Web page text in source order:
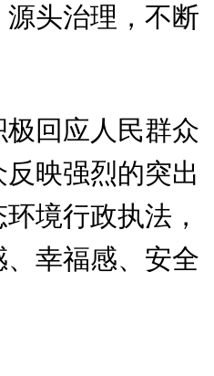
头治理，不断
回应人民群众
映强烈的突出
境行政执法，
幸福感、安全